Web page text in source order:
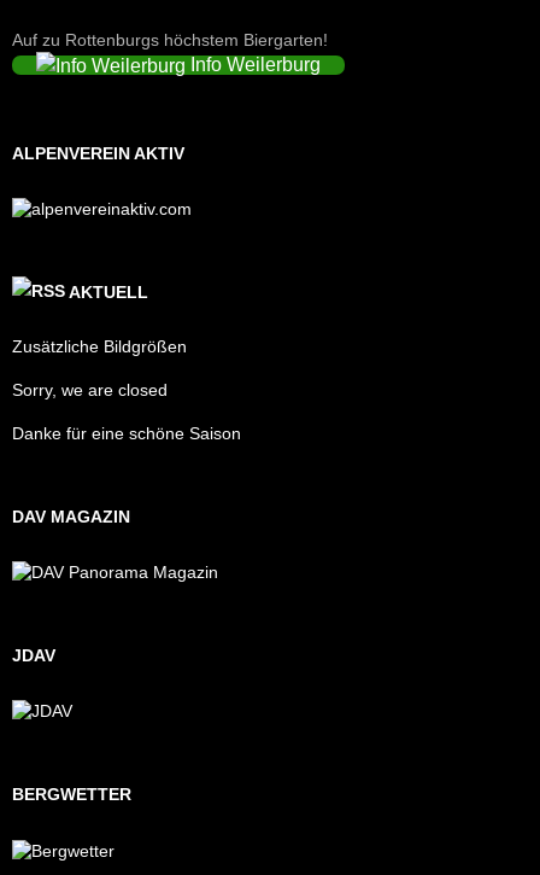
Auf zu Rottenburgs höchstem Biergarten!
Info Weilerburg
ALPENVEREIN AKTIV
AKTUELL
Zusätzliche Bildgrößen
Sorry, we are closed
Danke für eine schöne Saison
DAV MAGAZIN
JDAV
BERGWETTER